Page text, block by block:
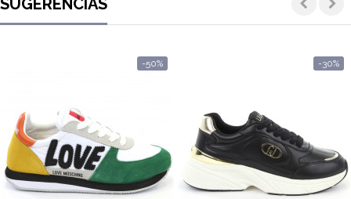
-50% -30%